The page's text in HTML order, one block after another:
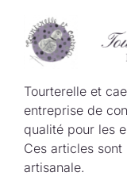
Tourterelle et
entreprise de
qualité pour les
Ces articles
artisanale.